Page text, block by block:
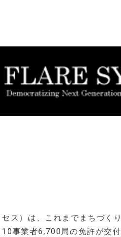
ス）は、これまでまちづく
事業者6,700局の免許が交